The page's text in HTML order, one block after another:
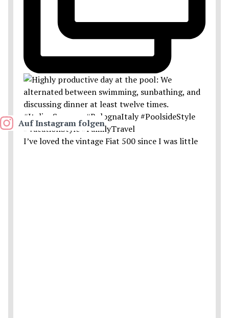
I’ve loved the vintage Fiat 500 since I was little
Auf Instagram folgen